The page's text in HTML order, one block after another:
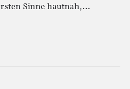
Sinne hautnah,…